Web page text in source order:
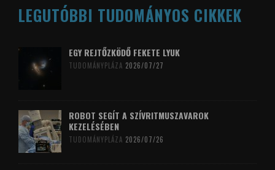
LEGUTÓBBI TUDOMÁNYOS CIKKEK
EGY REJTŐZKÖDŐ FEKETE LYUK
TUDOMÁNYPLÁZA 2026/07/27
ROBOT SEGÍT A SZÍVRITMUSZAVAROK
KEZELÉSÉBEN
TUDOMÁNYPLÁZA 2026/07/26